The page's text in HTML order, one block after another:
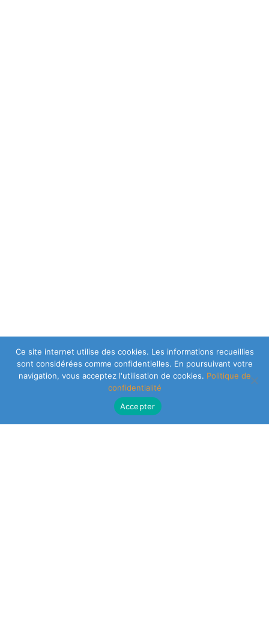
Ce site internet utilise des cookies. Les informations recueillies
sont considérées comme confidentielles. En poursuivant votre
navigation, vous acceptez l'utilisation de cookies. Politique de
confidentialité
Accepter